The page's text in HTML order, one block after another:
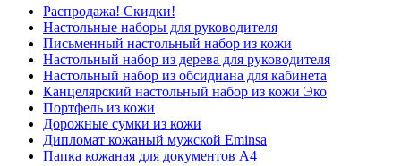
Распродажа! Скидки!
Настольные наборы для руководителя
Письменный настольный набор из кожи
Настольный набор из дерева для руководителя
Настольный набор из обсидиана для кабинета
Канцелярский настольный набор из кожи Эко
Портфель из кожи
Дорожные сумки из кожи
Дипломат кожаный мужской Eminsa
Папка кожаная для документов А4